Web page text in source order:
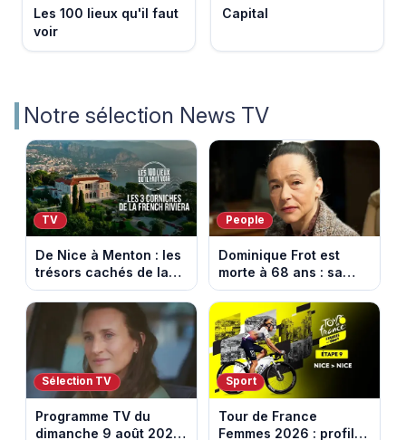
Les 100 lieux qu'il faut
voir
Capital
Notre sélection News TV
TV
De Nice à Menton : les
trésors cachés de la
French Riviera dévoilés
dans les 100 lieux qu'il
faut voir
People
Dominique Frot est
morte à 68 ans : sa
sœur Catherine Frot
annonce la triste
nouvelle
Sélection TV
Programme TV du
dimanche 9 août 2026
Sport
Tour de France
Femmes 2026 : profil